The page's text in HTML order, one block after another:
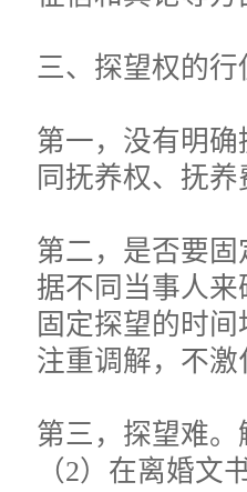
三、探望权的行
第一，没有明
同抚养权、抚
第二，是否要
据不同当事人
固定探望的时
注重调解，不激
第三，探望难
（2）在离婚文